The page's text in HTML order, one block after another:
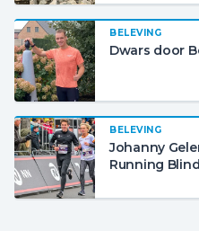
BELEVING
Dwars door
BELEVING
Johanny
Running Blind